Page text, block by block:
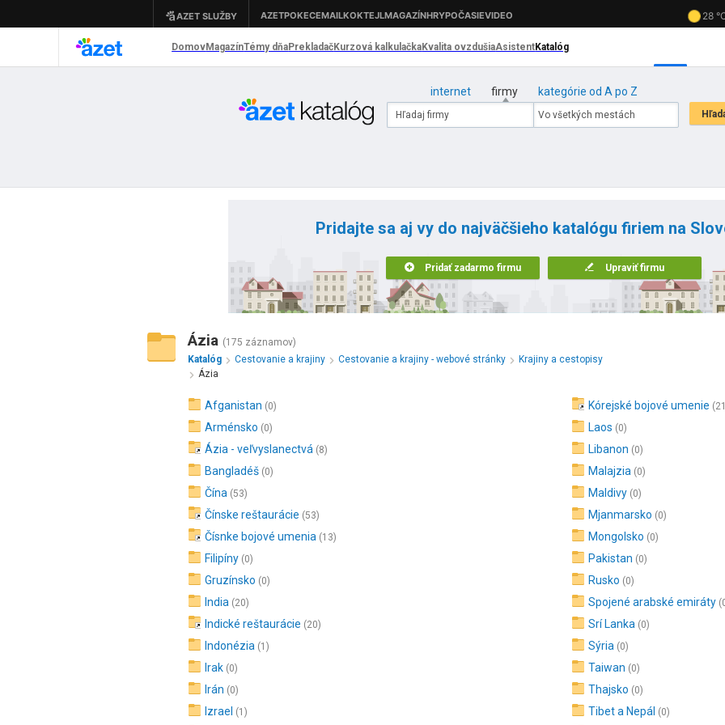
internet firmy kategórie od A po Z
Pridajte sa aj vy do najväčšieho katalógu firiem na
Pridať zadarmo firmu Upraviť firmu
Ázia (175 záznamov)
Katalóg
Cestovanie a krajiny Cestovanie a krajiny - webové stránky
Krajiny a cestopisy
Ázia
Afganistan (0)
Arménsko (0)
Ázia - veľvyslanectvá (8)
Bangladéš (0)
Čína (53)
Čínske reštaurácie (53)
Čísnke bojové umenia (13)
Filipíny (0)
Gruzínsko (0)
India (20)
Indické reštaurácie (20)
Indonézia (1)
Irak (0)
Irán (0)
Izrael (1)
Kórejské bojové umenie
Laos (0)
Libanon (0)
Malajzia (0)
Maldivy (0)
Mjanmarsko (0)
Mongolsko (0)
Pakistan (0)
Rusko (0)
Spojené arabské emiráty
Srí Lanka (0)
Sýria (0)
Taiwan (0)
Thajsko (0)
Tibet a Nepál (0)